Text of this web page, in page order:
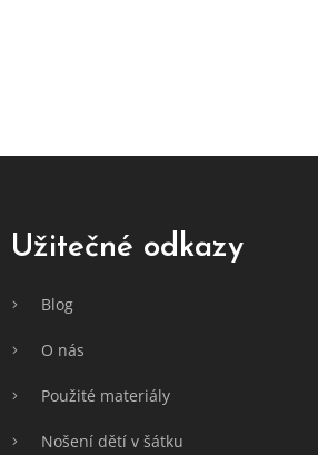
Užitečné odkazy
Blog
O nás
Použité materiály
Nošení dětí v šátku